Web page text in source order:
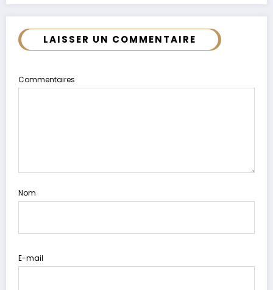
LAISSER UN COMMENTAIRE
Commentaires
Nom
E-mail